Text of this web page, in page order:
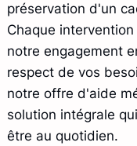
préservation d'un
Chaque
notre engagement
respect de vos
notre offre d'aide
solution intégrale
être au quotidien.